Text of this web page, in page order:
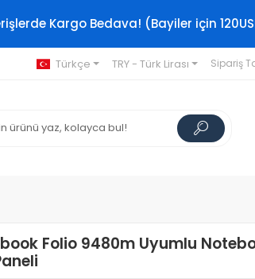
Kargo Bedava! (Bayiler için
Türkçe TRY - Türk Lirası Sipariş
Folio 9480m Uyumlu